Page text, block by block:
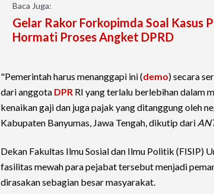
Baca Juga:
Gelar Rakor Forkopimda Soal Kasus
Hormati Proses Angket DPRD
"Pemerintah harus menanggapi ini (demo) secara
dari anggota DPR RI yang terlalu berlebihan dalam
kenaikan gaji dan juga pajak yang ditanggung oleh
Kabupaten Banyumas, Jawa Tengah, dikutip dari
Dekan Fakultas Ilmu Sosial dan Ilmu Politik (FISIP)
fasilitas mewah para pejabat tersebut menjadi
dirasakan sebagian besar masyarakat.